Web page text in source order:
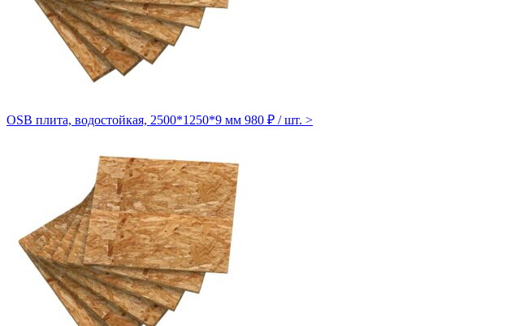
OSB плита, водостойкая, 2500*1250*9 мм 980 ₽ / шт. >